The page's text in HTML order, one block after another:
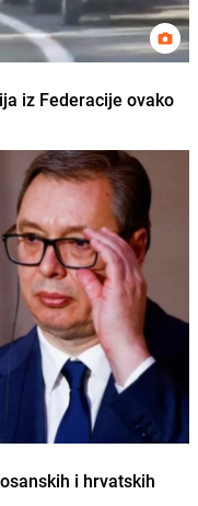
iz Federacije ovako
i hrvatskih